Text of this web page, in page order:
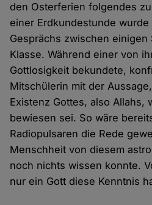
den Osterferien folgendes
einer Erdkundestunde
Gesprächs zwischen
Klasse. Während einer von
Gottlosigkeit bekundete,
Mitschülerin mit der
Existenz Gottes, also Allahs,
bewiesen sei. So wäre
Radiopulsaren die Rede
Menschheit von diesem
noch nichts wissen konnte.
nur ein Gott diese Kenntnis